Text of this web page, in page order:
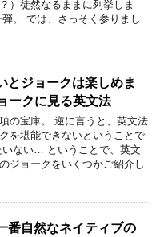
）徒然なるままに列挙しま
。 では、さっそく参りまし
とジョークは楽しめま
ークに見る英文法
の宝庫。 逆に言うと、英文法
を堪能できないということで
ない… ということで、英文
ジョークをいくつかご紹介し
番自然なネイティブの